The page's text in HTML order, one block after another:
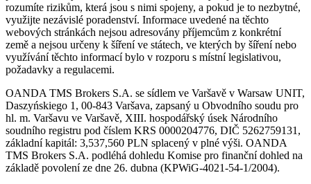
rozumíte rizikům, která jsou s nimi spojeny, a pokud je to nezbytné,
využijte nezávislé poradenství. Informace uvedené na těchto
webových stránkách nejsou adresovány příjemcům z konkrétní
země a nejsou určeny k šíření ve státech, ve kterých by šíření nebo
využívání těchto informací bylo v rozporu s místní legislativou,
požadavky a regulacemi.
OANDA TMS Brokers S.A. se sídlem ve Varšavě v Warsaw UNIT,
Daszyńskiego 1, 00-843 Varšava, zapsaný u Obvodního soudu pro
hl. m. Varšavu ve Varšavě, XIII. hospodářský úsek Národního
soudního registru pod číslem KRS 0000204776, DIČ 5262759131,
základní kapitál: 3,537,560 PLN splacený v plné výši. OANDA
TMS Brokers S.A. podléhá dohledu Komise pro finanční dohled na
základě povolení ze dne 26. dubna (KPWiG-4021-54-1/2004).